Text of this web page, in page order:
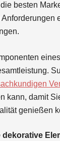
besten
Anforderungen
kann, damit
genießen
dekorative